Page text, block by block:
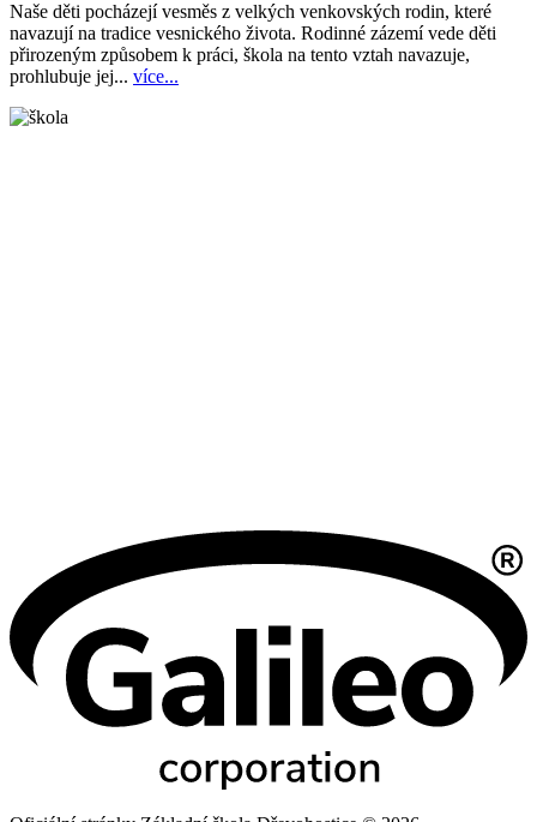
Naše děti pocházejí vesměs z velkých venkovských rodin, které
navazují na tradice vesnického života. Rodinné zázemí vede děti
přirozeným způsobem k práci, škola na tento vztah navazuje,
prohlubuje jej... více...